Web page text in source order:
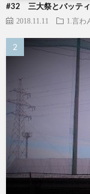
#32 三大祭とバッテ
2018.11.11 1.言わ